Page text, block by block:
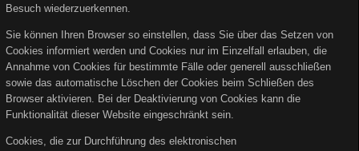
Besuch wiederzuerkennen.
Sie können Ihren Browser so einstellen, dass Sie über das Setzen von
Cookies informiert werden und Cookies nur im Einzelfall erlauben, die
Annahme von Cookies für bestimmte Fälle oder generell ausschließen
sowie das automatische Löschen der Cookies beim Schließen des
Browser aktivieren. Bei der Deaktivierung von Cookies kann die
Funktionalität dieser Website eingeschränkt sein.
Cookies, die zur Durchführung des elektronischen